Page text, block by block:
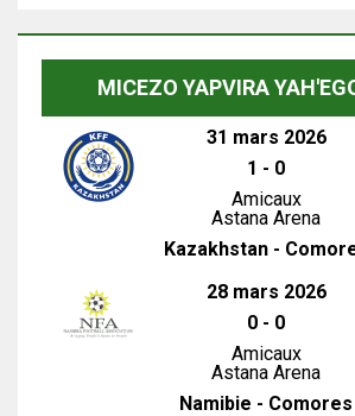
MICEZO YAPVIRA
31 mars 2026
1 - 0
Amicaux
Astana Arena
Kazakhstan -
28 mars 2026
0 - 0
Amicaux
Astana Arena
Namibie - Comores